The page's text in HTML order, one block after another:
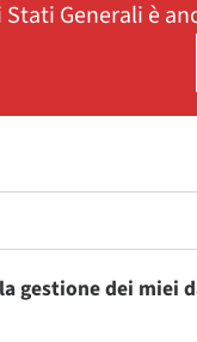
Stati Generali è
gestione dei miei